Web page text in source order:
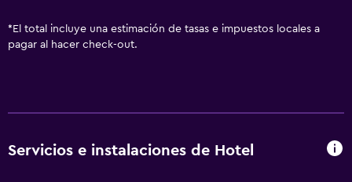
* El total incluye una estimación de tasas e impuestos locales a
pagar al hacer check-out.
Servicios e instalaciones de Hotel